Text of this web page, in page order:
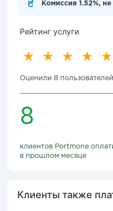
Комиссия 1.52%,
Рейтинг услуги
Оценили 8 пользователей
8
клиентов Portmone
в прошлом месяце
Клиенты также